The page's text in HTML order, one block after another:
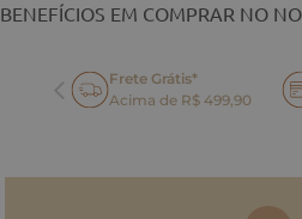
BENEFÍCIOS EM COMPRAR NO
Frete Grátis*
Acima de R$ 499,90